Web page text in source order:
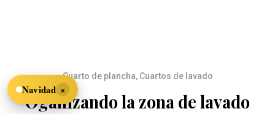
Cuarto de plancha, Cuartos de lavado
Oganizando la zona de lavado
Navidad ×